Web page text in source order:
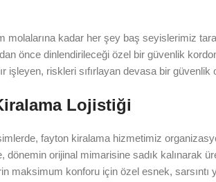
kadar her şey baş seyislerimiz
önce dinlendirileceği özel bir güvenlik
işleyen, riskleri sıfırlayan devasa bir güvenlik
Lojistiği
fayton kiralama hizmetimiz
orijinal mimarisine sadık kalınarak
maksimum konforu için özel esnek,